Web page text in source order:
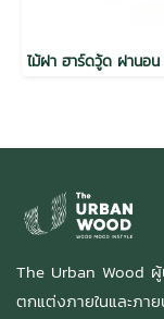
The Urban Wood
ตกแต่งภายในและภา